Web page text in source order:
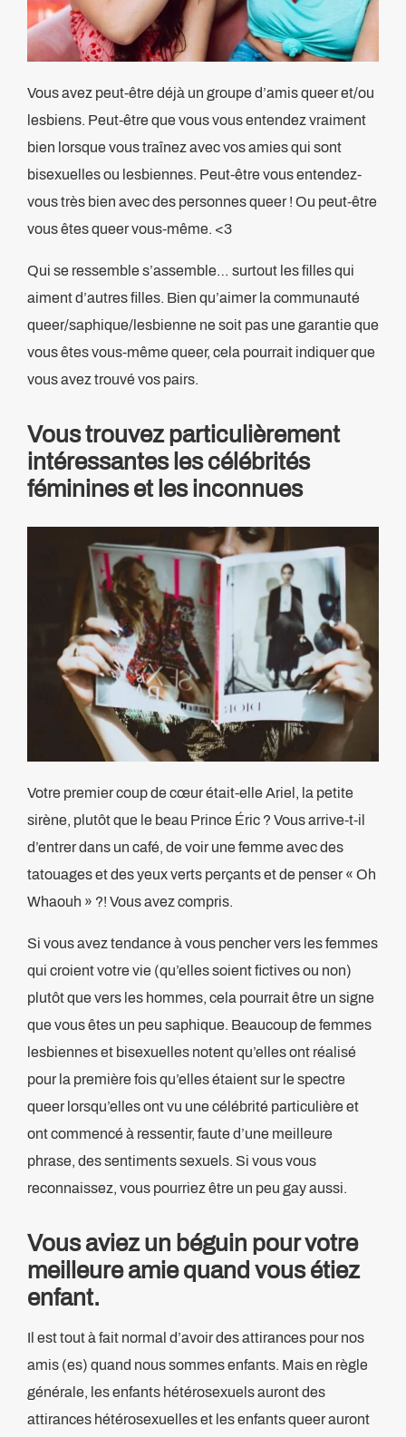
Vous avez peut-être déjà un groupe d’amis queer et/ou
lesbiens. Peut-être que vous vous entendez vraiment
bien lorsque vous traînez avec vos amies qui sont
bisexuelles ou lesbiennes. Peut-être vous entendez-
vous très bien avec des personnes queer ! Ou peut-être
vous êtes queer vous-même. <3
Qui se ressemble s’assemble… surtout les filles qui
aiment d’autres filles. Bien qu’aimer la communauté
queer/saphique/lesbienne ne soit pas une garantie que
vous êtes vous-même queer, cela pourrait indiquer que
vous avez trouvé vos pairs.
Vous trouvez particulièrement
intéressantes les célébrités
féminines et les inconnues
Votre premier coup de cœur était-elle Ariel, la petite
sirène, plutôt que le beau Prince Éric ? Vous arrive-t-il
d’entrer dans un café, de voir une femme avec des
tatouages et des yeux verts perçants et de penser « Oh
Whaouh » ?! Vous avez compris.
Si vous avez tendance à vous pencher vers les femmes
qui croient votre vie (qu’elles soient fictives ou non)
plutôt que vers les hommes, cela pourrait être un signe
que vous êtes un peu saphique. Beaucoup de femmes
lesbiennes et bisexuelles notent qu’elles ont réalisé
pour la première fois qu’elles étaient sur le spectre
queer lorsqu’elles ont vu une célébrité particulière et
ont commencé à ressentir, faute d’une meilleure
phrase, des sentiments sexuels. Si vous vous
reconnaissez, vous pourriez être un peu gay aussi.
Vous aviez un béguin pour votre
meilleure amie quand vous étiez
enfant.
Il est tout à fait normal d’avoir des attirances pour nos
amis (es) quand nous sommes enfants. Mais en règle
générale, les enfants hétérosexuels auront des
attirances hétérosexuelles et les enfants queer auront